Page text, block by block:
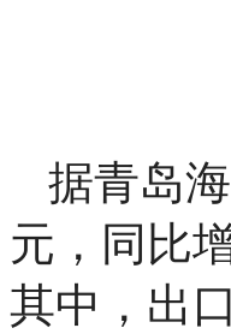
据青岛
元，同比
其中，出